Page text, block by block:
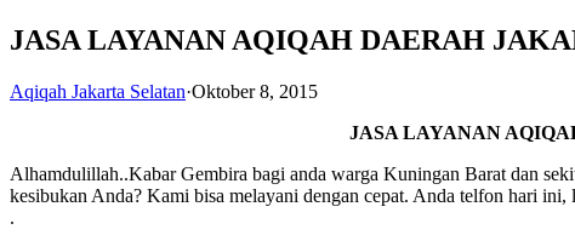
0823
1246
6713
JASA LAYANAN AQIQAH DAERAH
Aqiqah Jakarta Selatan·Oktober 8, 2015
JASA LAYANAN
Alhamdulillah..Kabar Gembira bagi anda warga Kuningan Barat dan
kesibukan Anda? Kami bisa melayani dengan cepat. Anda telfon hari
.